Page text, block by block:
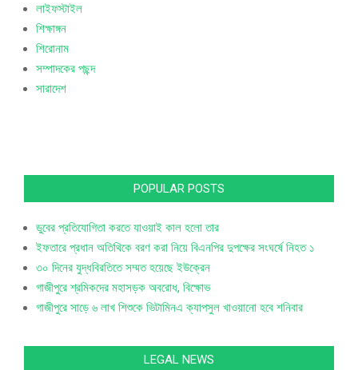
লাইফস্টাইল
শিক্ষাঙ্গন
শিরোনাম
সম্পাদকের পছন্দ
সারাদেশ
POPULAR POSTS
ডুবের প্রতিযোগিতা করতে যাওয়াই কাল হলো তার
ইফতারে প্রধান অতিথিকে বরণ করা নিয়ে বিএনপির দুপক্ষের সংঘর্ষে নিহত ১
৩০ দিনের যুদ্ধবিরতিতে সম্মত হয়েছে ইউক্রেন
গাজীপুরে শ্রমিকদের মহাসড়ক অবরোধ, বিক্ষোভ
গাজীপুরে সাড়ে ৬ লাখ শিশুকে ভিটামিনএ ক্যাপসুল খাওয়ানো হবে শনিবার
LEGAL NEWS